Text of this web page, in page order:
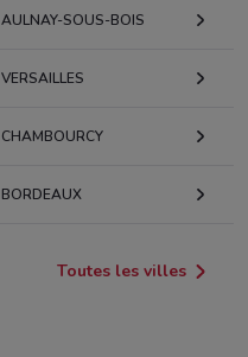
AULNAY-SOUS-BOIS
VERSAILLES
CHAMBOURCY
BORDEAUX
Toutes les villes